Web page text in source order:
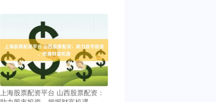
上海股票配资平台 山西股票配资：